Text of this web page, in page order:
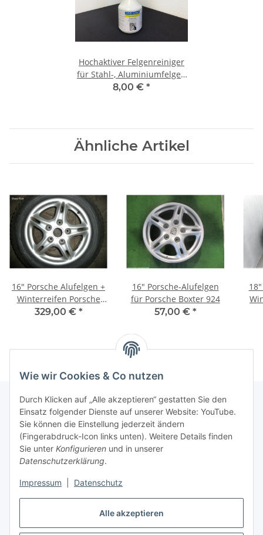
Alle akzeptieren
Wie wir Cookies & Co nutzen
Durch Klicken auf „Alle akzeptieren“ gestatten Sie den
Einsatz folgender Dienste auf unserer Website: YouTube.
Sie können die Einstellung jederzeit ändern
(Fingerabdruck-Icon links unten). Weitere Details finden
Sie unter Konfigurieren und in unserer
Datenschutzerklärung.
Impressum Datenschutz
Hochaktiver Felgenreiniger
für Stahl-, Aluminiumfelgen
750ml
8,00 € *
Ähnliche Artikel
16" Porsche Alufelgen +
Winterreifen Porsche
911 (996)
329,00 € *
16" Porsche-Alufelgen
für Porsche Boxter 924
57,00 € *
Informationen
Gesetzliche Informationen